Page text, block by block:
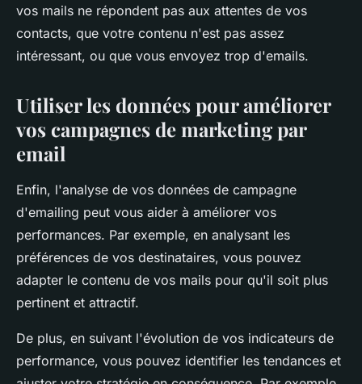
vos mails ne répondent pas aux attentes de vos
contacts, que votre contenu n'est pas assez
intéressant, ou que vous envoyez trop d'emails.
Utiliser les données pour améliorer
vos campagnes de marketing par
email
Enfin, l'analyse de vos données de campagne
d'emailing peut vous aider à améliorer vos
performances. Par exemple, en analysant les
préférences de vos destinataires, vous pouvez
adapter le contenu de vos mails pour qu'il soit plus
pertinent et attractif.
De plus, en suivant l'évolution de vos indicateurs de
performance, vous pouvez identifier les tendances et